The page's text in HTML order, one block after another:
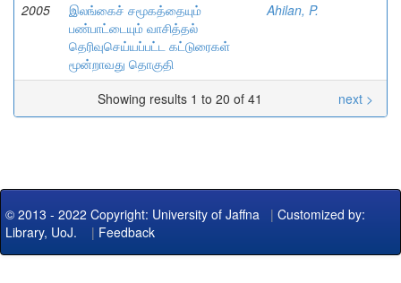
2005
இலங்கைச் சமூகத்தையும்
பண்பாட்டையும் வாசித்தல்
தெரிவுசெய்யப்பட்ட கட்டுரைகள்
மூன்றாவது தொகுதி
Ahilan, P.
Showing results 1 to 20 of 41 next >
© 2013 - 2022 Copyright: University of Jaffna | Customized by:
Library, UoJ. | Feedback